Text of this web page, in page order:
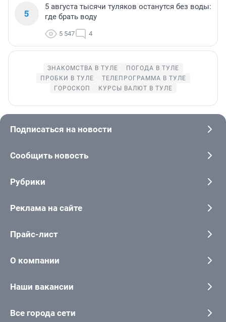
5
5 августа тысячи туляков останутся без воды:
где брать воду
5 547 4
ЗНАКОМСТВА В ТУЛЕ
ПОГОДА В ТУЛЕ
ПРОБКИ В ТУЛЕ
ТЕЛЕПРОГРАММА В ТУЛЕ
ГОРОСКОП
КУРСЫ ВАЛЮТ В ТУЛЕ
Подписаться на новости
Сообщить новость
Рубрики
Реклама на сайте
Прайс-лист
О компании
Наши вакансии
Все города сети